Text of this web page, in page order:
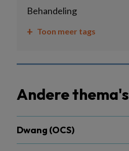
behandeling
Toon meer tags
Andere thema's
Dwang (OCS)